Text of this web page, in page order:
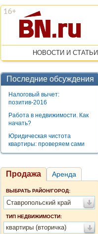
НОВОСТИ И СТАТЬИ
Последние обсуждения
Налоговый вычет:
позитив-2016
Работа в недвижимости. Как
начать?
Юридическая чистота
квартиры: проверяем сами
Продажа Аренда
ВЫБРАТЬ РАЙОН/ГОРОД:
Ставропольский край
ТИП НЕДВИЖИМОСТИ:
квартиры (вторичка)